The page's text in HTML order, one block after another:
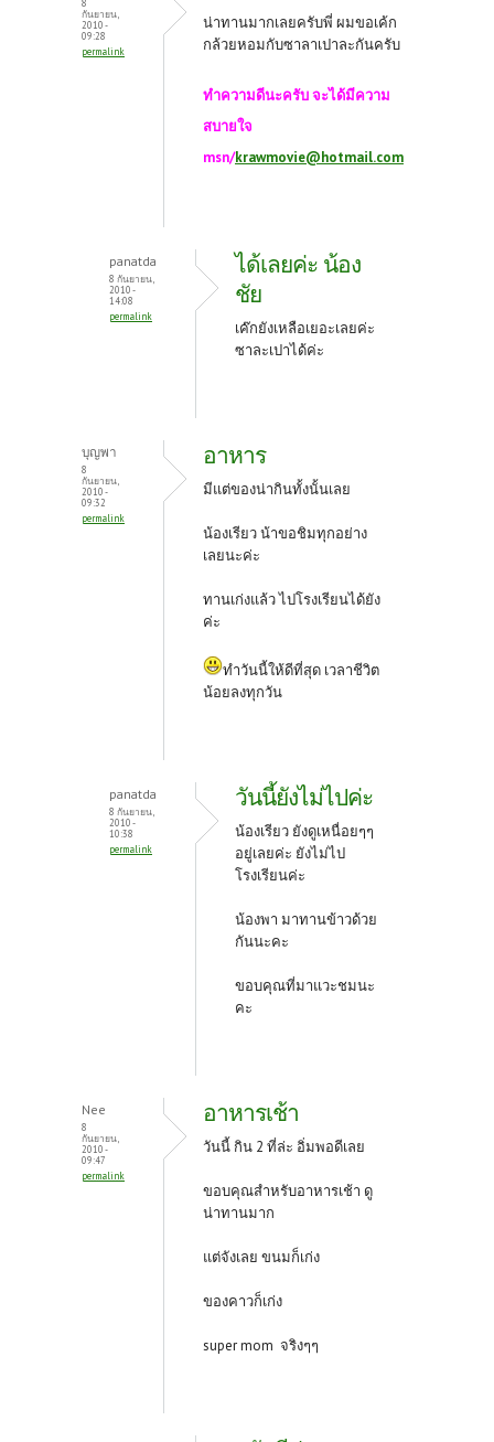
8
กันยายน,
2010 -
09:28
permalink
น่าทานมากเลยครับพี่ ผมขอเค้ก
กล้วยหอมกับซาลาเปาละกันครับ
ทำความดีนะครับ จะได้มีความ
สบายใจ
msn/krawmovie@hotmail.com
panatda
8 กันยายน,
2010 -
14:08
permalink
ได้เลยค่ะ น้อง
ชัย
เค๊กยังเหลือเยอะเลยค่ะ
ซาละเปาได้ค่ะ
บุญพา
8
กันยายน,
2010 -
09:32
permalink
อาหาร
มีแต่ของน่ากินทั้งนั้นเลย
น้องเรียว น้าขอชิมทุกอย่าง
เลยนะค่ะ
ทานเก่งแล้ว ไปโรงเรียนได้ยัง
ค่ะ
ทำวันนี้ให้ดีที่สุด เวลาชีวิต
น้อยลงทุกวัน
panatda
8 กันยายน,
2010 -
10:38
permalink
วันนี้ยังไม่ไปค่ะ
น้องเรียว ยังดูเหนื่อยๆๆ
อยู่เลยค่ะ ยังไม่ไป
โรงเรียนค่ะ
น้องพา มาทานข้าวด้วย
กันนะคะ
ขอบคุณที่มาแวะชมนะ
คะ
Nee
8
กันยายน,
2010 -
09:47
permalink
อาหารเช้า
วันนี้ กิน 2 ที่ล่ะ อิ่มพอดีเลย
ขอบคุณสำหรับอาหารเช้า ดู
น่าทานมาก
แต่จังเลย ขนมก็เก่ง
ของคาวก็เก่ง
super mom จริงๆๆ